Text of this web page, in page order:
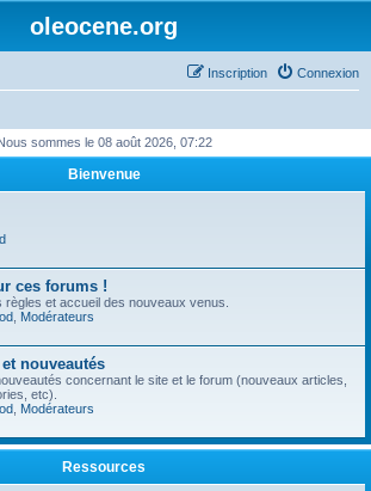
oleocene.org
Connexion
Inscription
sommes le 08 août 2026, 07:22
Bienvenue
ces forums !
règles et accueil des nouveaux venus.
Modérateurs
nouveautés
concernant le site et le forum (nouveaux articles,
etc).
Modérateurs
Ressources